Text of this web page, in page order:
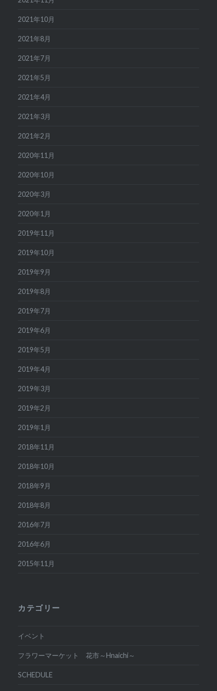
2021年10月
2021年8月
2021年7月
2021年5月
2021年4月
2021年3月
2021年2月
2020年11月
2020年10月
2020年3月
2020年1月
2019年11月
2019年10月
2019年9月
2019年8月
2019年7月
2019年6月
2019年5月
2019年4月
2019年3月
2019年2月
2019年1月
2018年11月
2018年10月
2018年9月
2018年8月
2016年7月
2016年6月
2015年11月
カテゴリー
イベント
フラワーマーケット 花市～Hnaichi～
SCHEDULE